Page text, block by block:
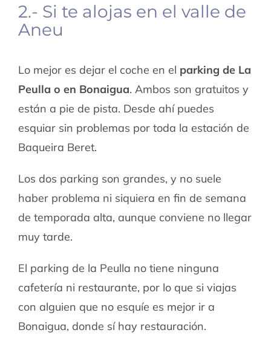
2.- Si te alojas en el valle de
Aneu
Lo mejor es dejar el coche en el parking de La
Peulla o en Bonaigua. Ambos son gratuitos y
están a pie de pista. Desde ahí puedes
esquiar sin problemas por toda la estación de
Baqueira Beret.
Los dos parking son grandes, y no suele
haber problema ni siquiera en fin de semana
de temporada alta, aunque conviene no llegar
muy tarde.
El parking de la Peulla no tiene ninguna
cafetería ni restaurante, por lo que si viajas
con alguien que no esquíe es mejor ir a
Bonaigua, donde sí hay restauración.